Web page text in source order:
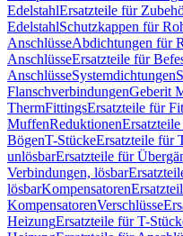
EdelstahlErsatzteile für
EdelstahlSchutzkappen für
AnschlüsseAbdichtungen für
AnschlüsseErsatzteile für
AnschlüsseSystemdichtungen
FlanschverbindungenGeberit
ThermFittingsErsatzteile für
MuffenReduktionen
BögenT-StückeErsatzteile für
unlösbarErsatzteile für
Verbindungen, lösbar
lösbarKompensatoren
KompensatorenVerschlüsse
HeizungErsatzteile für T-